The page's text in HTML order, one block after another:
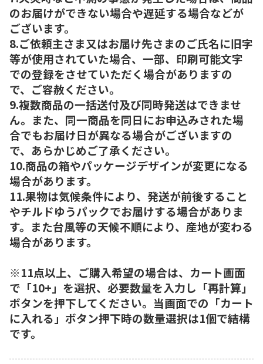
のお届けができない場合や遅延する場合などが
ございます。
8.ご依頼主さま又はお届け先さまのご氏名に旧字
等が使用されていた場合、一部、印刷可能文字
での登録をさせていただく場合がありますの
で、ご容赦ください。
9.複数商品の一括送付及び同時発送はできませ
ん。また、同一商品を同日にお申込みされた場
合でもお届け日が異なる場合がございますの
で、あらかじめご了承ください。
10.商品の箱やパッケージデザインが変更になる
場合があります。
11.果物は気候条件により、発送が前後すること
やチルドゆうパックでお届けする場合がありま
す。また台風等の天候不順により、産地が変わる
場合があります。
※11点以上、ご購入希望の場合は、カート画面
で「10+」を選択、必要数量を入力し「再計算」
ボタンを押下してください。当画面での「カート
に入れる」ボタン押下時の数量選択は1個で結構
です。